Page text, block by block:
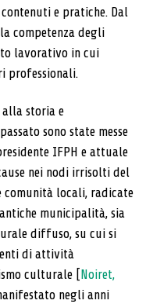
e pratiche. Dal
competenza degli
lavorativo in cui
professionali.
alla storia e
sono state messe
IFPH e attuale
nei nodi irrisolti del
comunità locali, radicate
municipalità, sia
diffuso, su cui si
di attività
culturale [
Noiret,
negli anni